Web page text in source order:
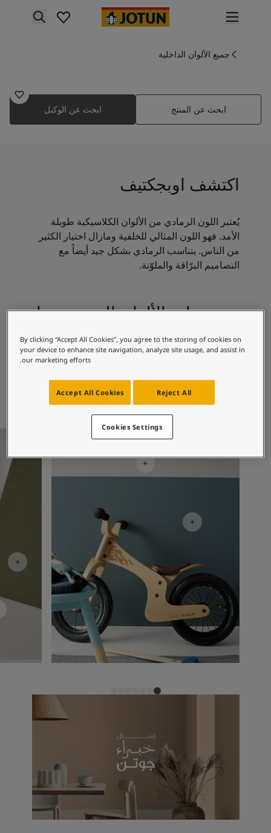
nav label
منتجات الدهان الداخلي
جميع المنتجات الخارجية
ألوان الدهانات الداخلية
مجموعة الألوان
عينات ألوان جوتن
إلهام ألوان الدهان الداخلي
إلهام ألوان الدهان الخارجي
المقالات
مستندات المنتجات
الدهانات الصناعية
جميع الألوان الداخلية
ابحث عن المنتج ابحث عن الوكيل
اكتشف اوبجكتيف
يُعتبر اللون الرمادي من الألوان الكلاسيكية طويلة
الأمد. فهو اللون المثالي للخلفية ومازال اختيار الكثير
من الناس. يتناسب الرمادي بشكل جيد أيضاً مع
التصاميم البرّاقة والملوّنة.
مجموعات الألوان الموصى بها
1024
5504
كوستل بلو
أفكار ملهمة لغرف الأطفال
By clicking “Accept All Cookies”, you agree to the storing of cookies on
your device to enhance site navigation, analyze site usage, and assist in
our marketing efforts.
Reject All
Accept All Cookies
Cookies Settings